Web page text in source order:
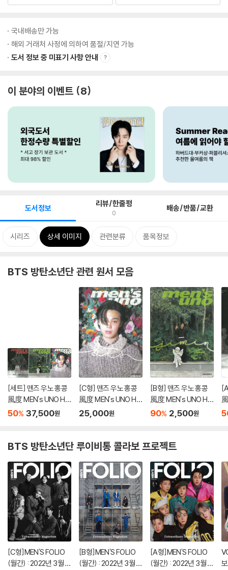
국내배송만 가능
해외 거래처 사정에 의하여 품절/지연 가능
도서 정보 중 미표기 사항 안내
이 분야의 이벤트 8
도서정보 리뷰/한줄평
0 배송/반품/교환
시리즈 상세 이미지 관련분류 품목정보
BTS 방탄소년단 관련 원서 모음
[세트] 맨즈 우노 홍콩
風度 MEN's UNO HK
2023년 12월 : BTS 지
50% 37,500원
[C형] 맨즈 우노 홍콩
風度 MEN's UNO HK
2023년 12월 : BTS 지
25,000원
[B형] 맨즈 우노 홍콩
風度 MEN's UNO HK
2023년 12월 : BTS 지
90% 2,500원
BTS 방탄소년단 루이비통 콜라보 프로젝트
[C형]MEN'S FOLIO
(월간) : 2022년 3월 :
[B형]MEN'S FOLIO
(월간) : 2022년 3월 :
[A형]MEN'S FOLIO
(월간) : 2022년 3월 :